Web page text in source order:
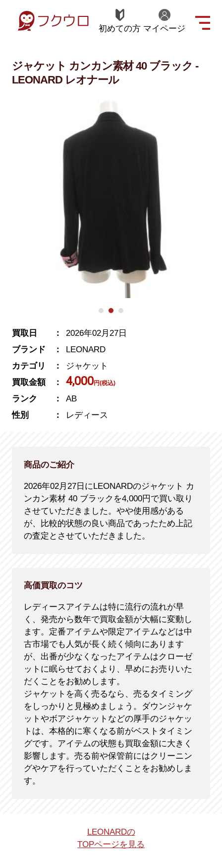
初めての方 マイページ
ジャケット カンカン素材 40 ブラック -
LEONARD レオナール
買取日
2026年02月27日
ブランド
LEONARD
カテゴリ
ジャケット
買取金額
4,000円(税込)
ランク
AB
性別
レディース
商品のご紹介
2026年02月27日にLEONARDのジャケット カ
ンカン素材 40 ブラックを4,000円で買い取り
させていただきました。やや使用感がある
が、比較的状態の良い商品であったため上記
の査定とさせていただきました。
高価買取のコツ
レディースアイテムは特に流行の流れが早
く、発売から数年で買取金額が大幅に変動し
ます。定番アイテムや限定アイテムなどは中
古市場でも人気が長く続く傾向にあります
が、出番が少なくなったアイテムはクローゼ
ットに眠らせておくより、早めにお売りいた
だくことをお勧めします。
ジャケットを高く売るなら、売るタイミング
をしっかりと見極めましょう。ダウンジャケ
ットやボアジャケットなどの厚手のジャケッ
トは、本格的に寒くなる前がベストタイミン
グです。アイテムの状態も買取金額に大きく
影響します。売る前や保管前にはクリーニン
グやケアを行っていただくことをお勧めしま
す。
LEONARDの
TOPページを見る